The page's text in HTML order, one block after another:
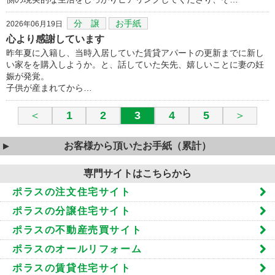
2026年06月19日 分 譲 お手紙
心より感謝しています
昨年夏に入籍し、当時入居していた賃貸アパートの更新までに新し
い家をを購入しようか。と、話していた矢先、嬉しいことに妻の妊
娠が発覚。
子供が産まれてから…
＜ 1 2 3 4 5 ＞
お客様から頂いたお手紙（累計）
専門サイトはこちらから
ポラスの注文住宅サイト
ポラスの分譲住宅サイト
ポラスの不動産売買サイト
ポラスのオールリフォーム
ポラスの賃貸住宅サイト